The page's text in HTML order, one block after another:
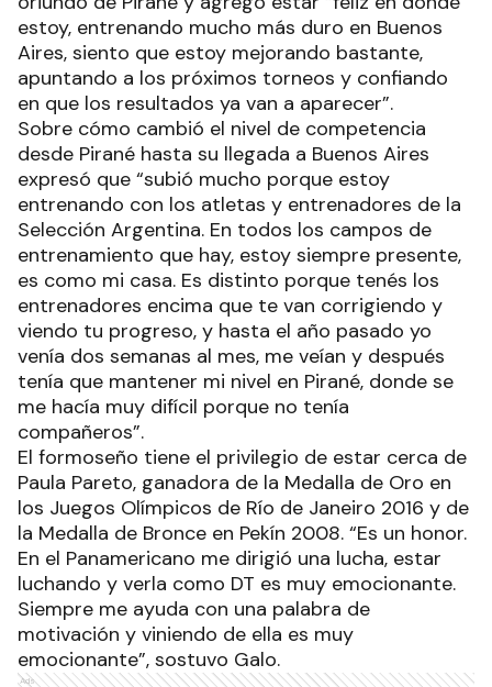
estoy, entrenando mucho más duro en Buenos
Aires, siento que estoy mejorando bastante,
apuntando a los próximos torneos y confiando
en que los resultados ya van a aparecer”.
Sobre cómo cambió el nivel de competencia
desde Pirané hasta su llegada a Buenos Aires
expresó que “subió mucho porque estoy
entrenando con los atletas y entrenadores de la
Selección Argentina. En todos los campos de
entrenamiento que hay, estoy siempre presente,
es como mi casa. Es distinto porque tenés los
entrenadores encima que te van corrigiendo y
viendo tu progreso, y hasta el año pasado yo
venía dos semanas al mes, me veían y después
tenía que mantener mi nivel en Pirané, donde se
me hacía muy difícil porque no tenía
compañeros”.
El formoseño tiene el privilegio de estar cerca de
Paula Pareto, ganadora de la Medalla de Oro en
los Juegos Olímpicos de Río de Janeiro 2016 y de
la Medalla de Bronce en Pekín 2008. “Es un honor.
En el Panamericano me dirigió una lucha, estar
luchando y verla como DT es muy emocionante.
Siempre me ayuda con una palabra de
motivación y viniendo de ella es muy
emocionante”, sostuvo Galo.
Ads